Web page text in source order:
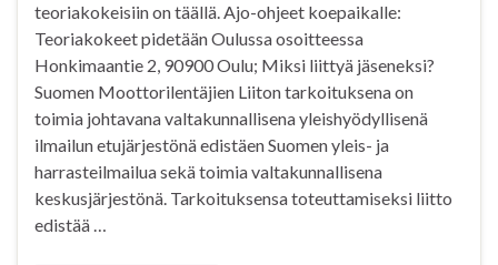
teoriakokeisiin on täällä. Ajo-ohjeet koepaikalle:
Teoriakokeet pidetään Oulussa osoitteessa
Honkimaantie 2, 90900 Oulu; Miksi liittyä jäseneksi?
Suomen Moottorilentäjien Liiton tarkoituksena on
toimia johtavana valtakunnallisena yleishyödyllisenä
ilmailun etujärjestönä edistäen Suomen yleis- ja
harrasteilmailua sekä toimia valtakunnallisena
keskusjärjestönä. Tarkoituksensa toteuttamiseksi liitto
edistää …